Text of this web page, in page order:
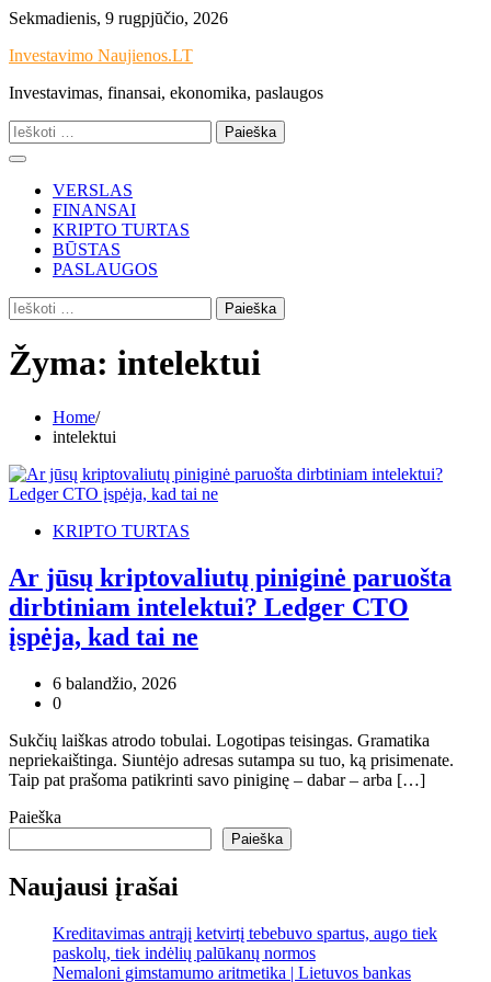
Skip
content
Sekmadienis, 9 rugpjūčio, 2026
Investavimo Naujienos.LT
Investavimas, finansai, ekonomika, paslaugos
Ieškoti:
VERSLAS
FINANSAI
KRIPTO TURTAS
BŪSTAS
PASLAUGOS
Ieškoti:
Žyma: intelektui
Home
intelektui
KRIPTO TURTAS
Ar jūsų kriptovaliutų piniginė paruošta
dirbtiniam intelektui? Ledger CTO
įspėja, kad tai ne
6 balandžio, 2026
0
Sukčių laiškas atrodo tobulai. Logotipas teisingas. Gramatika
nepriekaištinga. Siuntėjo adresas sutampa su tuo, ką prisimenate.
Taip pat prašoma patikrinti savo piniginę – dabar – arba […]
Paieška
Paieška
Naujausi įrašai
Kreditavimas antrąjį ketvirtį tebebuvo spartus, augo tiek
paskolų, tiek indėlių palūkanų normos
Nemaloni gimstamumo aritmetika | Lietuvos bankas